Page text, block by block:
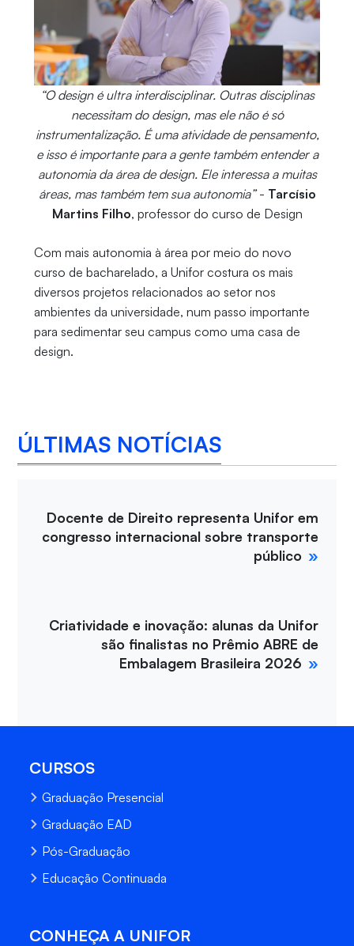
“O design é ultra interdisciplinar. Outras disciplinas
necessitam do design, mas ele não é só
instrumentalização. É uma atividade de pensamento,
e isso é importante para a gente também entender a
autonomia da área de design. Ele interessa a muitas
áreas, mas também tem sua autonomia”- Tarcísio
Martins Filho, professor do curso de Design
Com mais autonomia à área por meio do novo
curso de bacharelado, a Unifor costura os mais
diversos projetos relacionados ao setor nos
ambientes da universidade, num passo importante
para sedimentar seu campus como uma casa de
design.
ÚLTIMAS NOTÍCIAS
Docente de Direito representa Unifor em
congresso internacional sobre transporte
público
Criatividade e inovação: alunas da Unifor
são finalistas no Prêmio ABRE de
Embalagem Brasileira 2026
CURSOS
Graduação Presencial
Graduação EAD
Pós-Graduação
Educação Continuada
CONHEÇA A UNIFOR